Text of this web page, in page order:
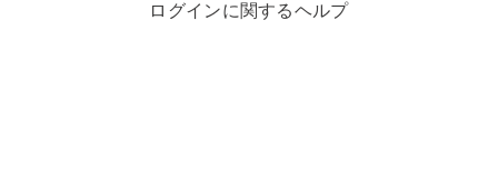
ログインに関するヘルプ